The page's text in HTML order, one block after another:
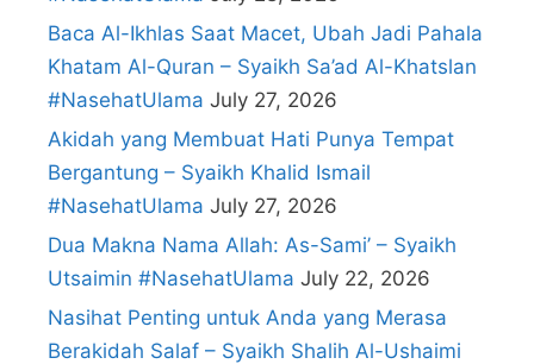
Baca Al-Ikhlas Saat Macet, Ubah Jadi Pahala
Khatam Al-Quran – Syaikh Sa’ad Al-Khatslan
#NasehatUlama July 27, 2026
Akidah yang Membuat Hati Punya Tempat
Bergantung – Syaikh Khalid Ismail
#NasehatUlama July 27, 2026
Dua Makna Nama Allah: As-Sami’ – Syaikh
Utsaimin #NasehatUlama July 22, 2026
Nasihat Penting untuk Anda yang Merasa
Berakidah Salaf – Syaikh Shalih Al-Ushaimi